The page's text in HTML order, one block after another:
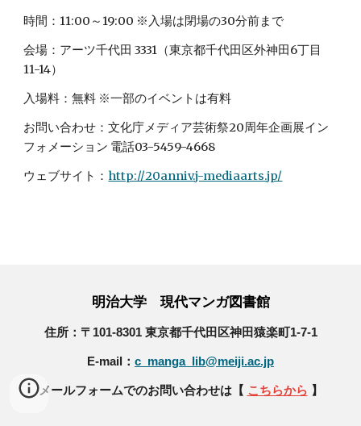
時間：11:00～19:00 ※入場は閉場の30分前まで
会場：アーツ千代田 3331（東京都千代田区外神田6丁目
11-14）
入場料：無料 ※一部のイベントは有料
お問い合わせ：文化庁メディア芸術祭20周年企画展イン
フォメーション 電話03-5459-4668
ウェブサイト： http://20anniv.j-mediaarts.jp/
明治大学 現代マンガ図書館
住所：〒101-8301 東京都千代田区神田猿楽町1-7-1
E-mail： c_manga_lib@meiji.ac.jp
メールフォームでのお問い合わせは【 こちらから 】